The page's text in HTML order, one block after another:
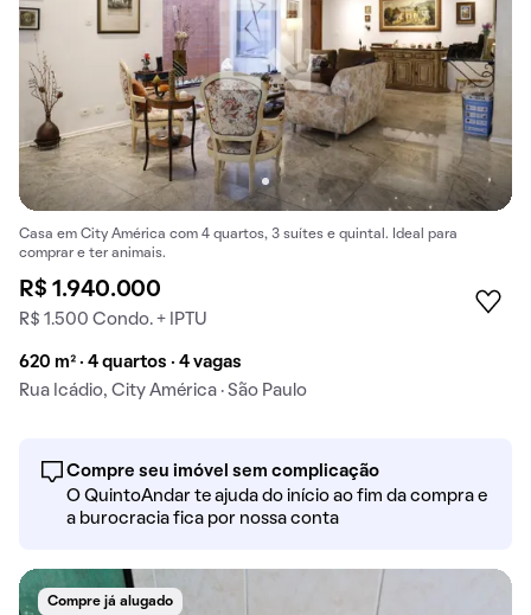
Casa em City América com 4 quartos, 3 suítes e quintal. Ideal para
comprar e ter animais.
R$ 1.940.000
R$ 1.500 Condo. + IPTU
620 m² · 4 quartos · 4 vagas
Rua Icádio, City América · São Paulo
Compre seu imóvel sem complicação
O QuintoAndar te ajuda do início ao fim da compra e
a burocracia fica por nossa conta
Compre já alugado